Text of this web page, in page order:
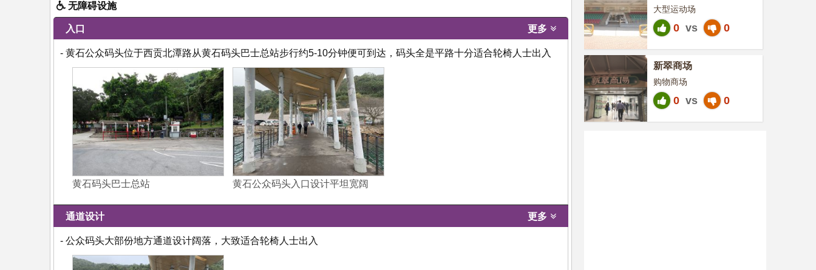
无障碍设施
入口 更多
- 黄石公众码头位于西贡北潭路从黄石码头巴士总站步行约5-10分钟便可到达，码头全是平路十分适合轮椅人士出入
黄石码头巴士总站 黄石公众码头入口设计平坦宽阔
通道设计 更多
- 公众码头大部份地方通道设计阔落，大致适合轮椅人士出入
大型运动场
0 vs 0
新翠商场
购物商场
0 vs 0